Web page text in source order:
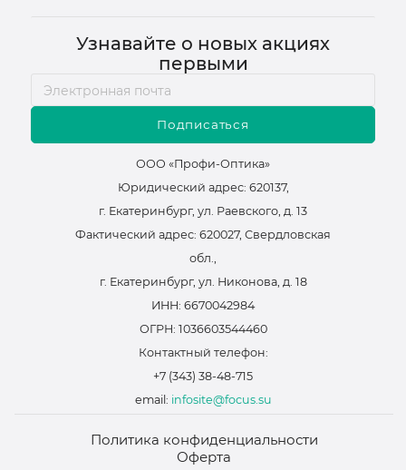
Узнавайте о новых акциях
первыми
Подписаться
ООО «Профи-Оптика»
Юридический адрес: 620137,
г. Екатеринбург, ул. Раевского, д. 13
Фактический адрес: 620027, Свердловская
обл.,
г. Екатеринбург, ул. Никонова, д. 18
ИНН: 6670042984
ОГРН: 1036603544460
Контактный телефон:
+7 (343) 38-48-715
email: infosite@focus.su
Политика конфиденциальности
Оферта